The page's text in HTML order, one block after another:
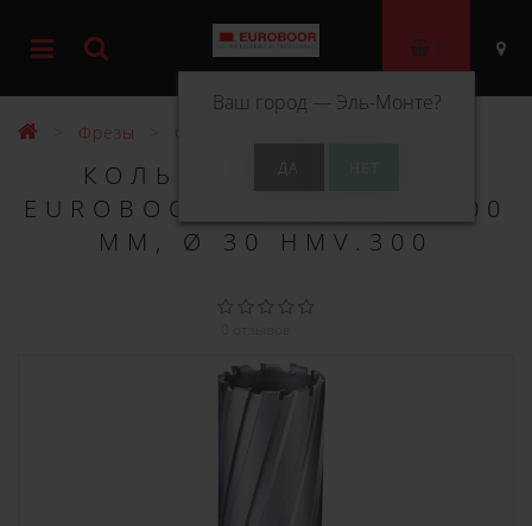
Ваш город — Эль-Монте?
0
Фрезы Фрезы ТСТ 200 мм
КОЛЬЦЕВОЕ СВЕРЛО
EUROBOOR TCT ДЛИНА 200
ММ, Ø 30 HMV.300